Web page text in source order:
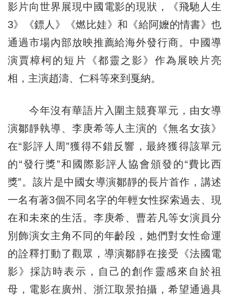
影片向世界展現中國電影的現狀，《飛馳人生
3》《鏢人》《燃比娃》和《給阿嬤的情書》也
通過市場內部放映推薦給海外發行商。中國導
演賈樟柯的短片《都靈之影》作為展映片亮
相，主演趙濤、仁科等來到戛納。
今年沒有華語片入圍主競賽單元，由女導
演鄒靜執導、李庚希等人主演的《無名女孩》
在“影評人周”獲得不錯反響，最終獲得該單元
的“發行獎”和國際影評人協會頒發的“費比西
獎”。該片是中國女導演鄒靜的長片首作，講述
一名有著3個不同名字的年輕女性探索過去、現
在和未來的生活。李庚希、曹若凡等女演員分
別飾演女主角不同的年齡段，她們對女性命運
的詮釋打動了觀眾，導演鄒靜在接受《法國電
影》採訪時表示，自己的創作靈感來自於祖
母，電影在廣州、浙江取景拍攝，希望通過具